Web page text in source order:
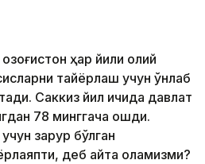
ҳар йили олий
тайёрлаш учун ўнлаб
Саккиз йил ичида давлат
78 минггача ошди.
зарур бўлган
деб айта оламизми?